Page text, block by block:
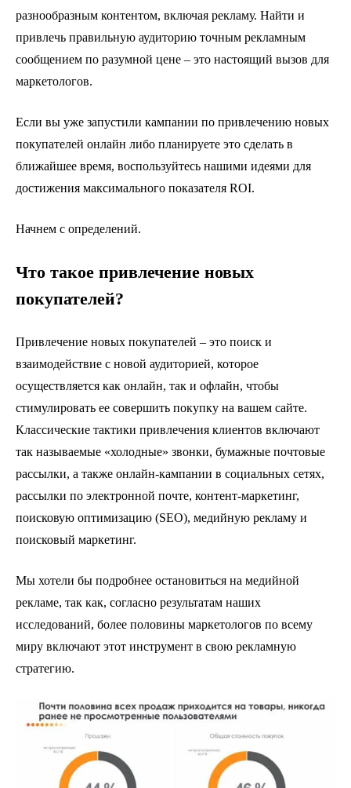
разнообразным контентом, включая рекламу. Найти и
привлечь правильную аудиторию точным рекламным
сообщением по разумной цене – это настоящий вызов для
маркетологов.
Если вы уже запустили кампании по привлечению новых
покупателей онлайн либо планируете это сделать в
ближайшее время, воспользуйтесь нашими идеями для
достижения максимального показателя ROI.
Начнем с определений.
Что такое привлечение новых
покупателей?
Привлечение новых покупателей – это поиск и
взаимодействие с новой аудиторией, которое
осуществляется как онлайн, так и офлайн, чтобы
стимулировать ее совершить покупку на вашем сайте.
Классические тактики привлечения клиентов включают
так называемые «холодные» звонки, бумажные почтовые
рассылки, а также онлайн-кампании в социальных сетях,
рассылки по электронной почте, контент-маркетинг,
поисковую оптимизацию (SEO), медийную рекламу и
поисковый маркетинг.
Мы хотели бы подробнее остановиться на медийной
рекламе, так как, согласно результатам наших
исследований, более половины маркетологов по всему
миру включают этот инструмент в свою рекламную
стратегию.